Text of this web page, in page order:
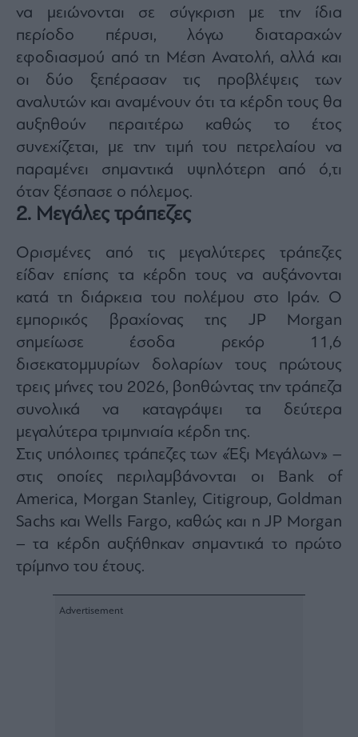
να μειώνονται σε σύγκριση με την ίδια
περίοδο πέρυσι, λόγω διαταραχών
εφοδιασμού από τη Μέση Ανατολή, αλλά και
οι δύο ξεπέρασαν τις προβλέψεις των
αναλυτών και αναμένουν ότι τα κέρδη τους θα
αυξηθούν περαιτέρω καθώς το έτος
συνεχίζεται, με την τιμή του πετρελαίου να
παραμένει σημαντικά υψηλότερη από ό,τι
όταν ξέσπασε ο πόλεμος.
2. Μεγάλες τράπεζες
Ορισμένες από τις μεγαλύτερες τράπεζες
είδαν επίσης τα κέρδη τους να αυξάνονται
κατά τη διάρκεια του πολέμου στο Ιράν. Ο
εμπορικός βραχίονας της JP Morgan
σημείωσε έσοδα ρεκόρ 11,6
δισεκατομμυρίων δολαρίων τους πρώτους
τρεις μήνες του 2026, βοηθώντας την τράπεζα
συνολικά να καταγράψει τα δεύτερα
μεγαλύτερα τριμηνιαία κέρδη της.
Στις υπόλοιπες τράπεζες των «Έξι Μεγάλων» –
στις οποίες περιλαμβάνονται οι Bank of
America, Morgan Stanley, Citigroup, Goldman
Sachs και Wells Fargo, καθώς και η JP Morgan
– τα κέρδη αυξήθηκαν σημαντικά το πρώτο
τρίμηνο του έτους.